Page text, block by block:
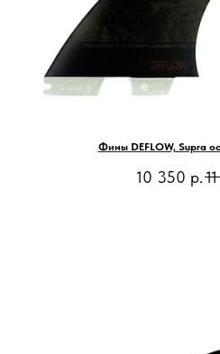
Фины DEFLOW, Supra
10 350 р.